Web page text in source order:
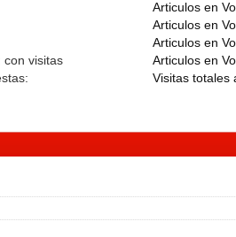
con visitas
Articulos en
Articulos en
Articulos en
Articulos en
Visitas totales